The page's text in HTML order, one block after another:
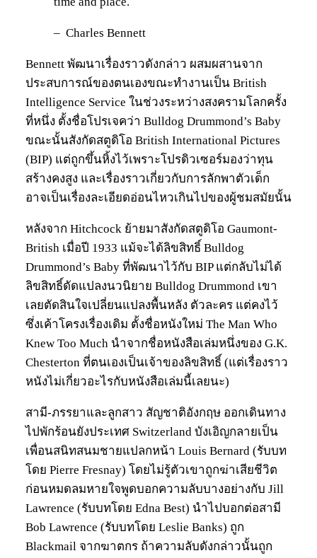
– Charles Bennett
Bennett พัฒนาเรื่องราวดังกล่าว ผสมผสานจาก
ประสบการณ์ของตนเองขณะทำงานเป็น British
Intelligence Service ในช่วงระหว่างสงครามโลกครั้ง
ที่หนึ่ง ตั้งชื่อโปรเจคว่า Bulldog Drummond’s Baby
ขณะนั้นสังกัดสตูดิโอ British International Pictures
(BIP) แต่ถูกขึ้นหิ้งไว้เพราะโปรดิวเซอร์มองว่าทุน
สร้างคงสูง และเรื่องราวเกี่ยวกับการลักพาตัวเด็ก
อาจเป็นเรื่องละเอียดอ่อนไหวเกินไปของผู้ชมสมัยนั้น
หลังจาก Hitchcock ย้ายมาสังกัดสตูดิโอ Gaumont-
British เมื่อปี 1933 แม้จะได้ลิขสิทธิ์ Bulldog
Drummond’s Baby ที่พัฒนาไว้กับ BIP แต่กลับไม่ได้
ลิขสิทธิ์ดัดแปลงนวนิยาย Bulldog Drummond เขา
เลยตัดสินใจเปลี่ยนแปลงพื้นหลัง ตัวละคร แต่คงไว้
ซึ่งเค้าโครงเรื่องเดิม ตั้งชื่อหนังใหม่ The Man Who
Knew Too Much นำจากชื่อหนังสือเล่มหนึ่งของ G.K.
Chesterton ที่ตนเองเป็นเจ้าของลิขสิทธิ์ (แต่เรื่องราว
หนังไม่เกี่ยวอะไรกับหนังสือเล่มนี้เลยนะ)
สามี-ภรรยาและลูกสาว สัญชาติอังกฤษ ออกเดินทาง
ไปพักร้อนยังประเทศ Switzerland บังเอิญกลายเป็น
เพื่อนสนิทสนมชายแปลกหน้า Louis Bernard (รับบท
โดย Pierre Fresnay) โดยไม่รู้ตัวเขาถูกฆ่าเสียชีวิต
ก่อนหมดลมหายใจพูดบอกความลับบางอย่างกับ Jill
Lawrence (รับบทโดย Edna Best) นำไปบอกต่อสามี
Bob Lawrence (รับบทโดย Leslie Banks) ถูก
Blackmail จากฆาตกร ถ้าความลับดังกล่าวนั้นถูก